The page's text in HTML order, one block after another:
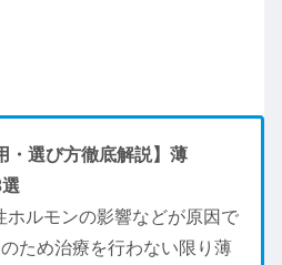
・選び方徹底解説】薄
ホルモンの影響などが原因で
ため治療を行わない限り薄